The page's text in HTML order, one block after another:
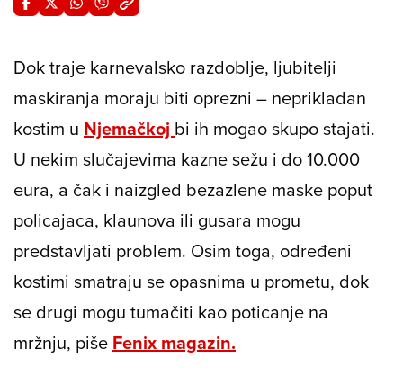
Dok traje karnevalsko razdoblje, ljubitelji
maskiranja moraju biti oprezni – neprikladan
kostim u Njemačkoj bi ih mogao skupo stajati.
U nekim slučajevima kazne sežu i do 10.000
eura, a čak i naizgled bezazlene maske poput
policajaca, klaunova ili gusara mogu
predstavljati problem. Osim toga, određeni
kostimi smatraju se opasnima u prometu, dok
se drugi mogu tumačiti kao poticanje na
mržnju, piše Fenix magazin.